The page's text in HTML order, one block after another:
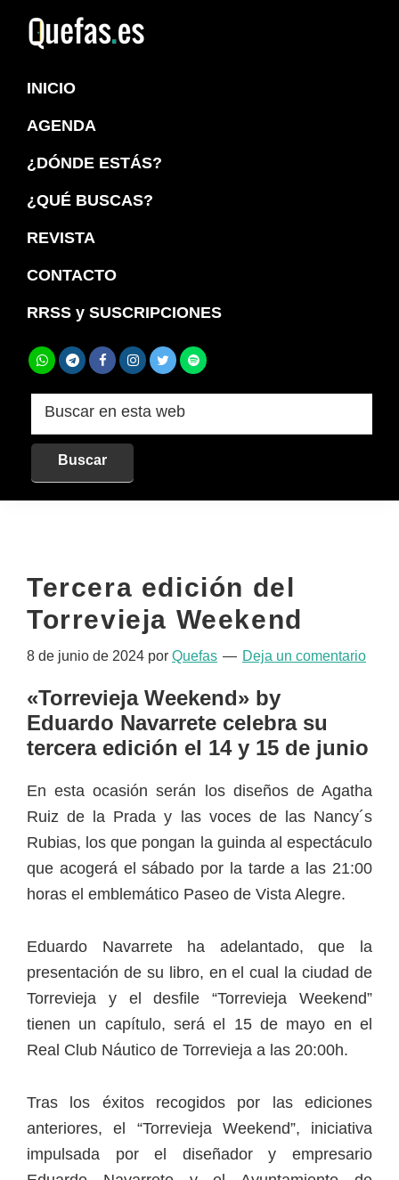
navegación
principal
principal
INICIO
AGENDA
¿DÓNDE ESTÁS?
¿QUÉ BUSCAS?
REVISTA
CONTACTO
RRSS y SUSCRIPCIONES
Buscar
web
Tercera edición del
Torrevieja Weekend
8 de junio de 2024 por Quefas Deja un comentario
«Torrevieja Weekend» by
Eduardo Navarrete celebra su
tercera edición el 14 y 15 de junio
En esta ocasión serán los diseños de Agatha
Ruiz de la Prada y las voces de las Nancy´s
Rubias, los que pongan la guinda al espectáculo
que acogerá el sábado por la tarde a las 21:00
horas el emblemático Paseo de Vista Alegre.
Eduardo Navarrete ha adelantado, que la
presentación de su libro, en el cual la ciudad de
Torrevieja y el desfile “Torrevieja Weekend”
tienen un capítulo, será el 15 de mayo en el
Real Club Náutico de Torrevieja a las 20:00h.
Tras los éxitos recogidos por las ediciones
anteriores, el “Torrevieja Weekend”, iniciativa
impulsada por el diseñador y empresario